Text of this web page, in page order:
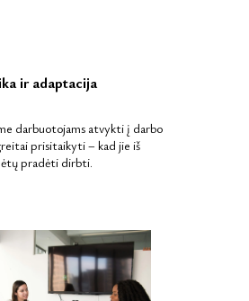
ir adaptacija
darbuotojams atvykti į darbo
prisitaikyti – kad jie iš
pradėti dirbti.